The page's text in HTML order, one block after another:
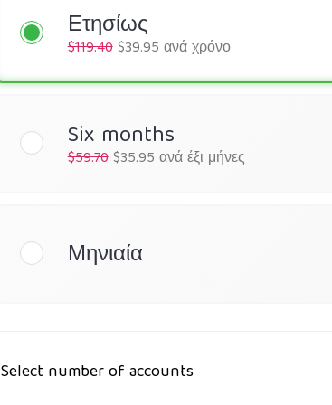
Ετησίως
$119.40$39.95 ανά χρόνο
Six months
$59.70$35.95 ανά έξι μήνες
Μηνιαία
Select number of accounts